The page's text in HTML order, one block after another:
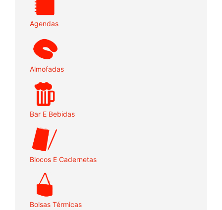
Agendas
Almofadas
Bar E Bebidas
Blocos E Cadernetas
Bolsas Térmicas